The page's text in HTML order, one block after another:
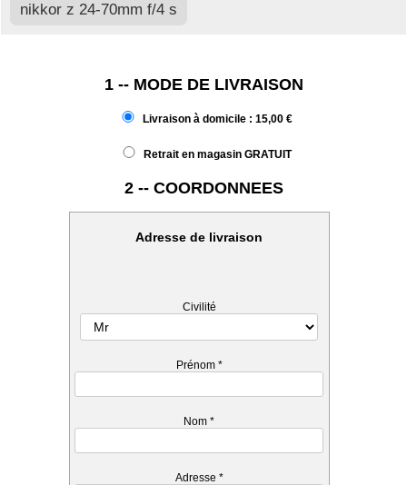
nikkor z 24-70mm f/4 s
1 -- MODE DE LIVRAISON
Livraison à domicile : 15,00 €
Retrait en magasin GRATUIT
2 -- COORDONNEES
Adresse de livraison
Civilité
Prénom *
Nom *
Adresse *